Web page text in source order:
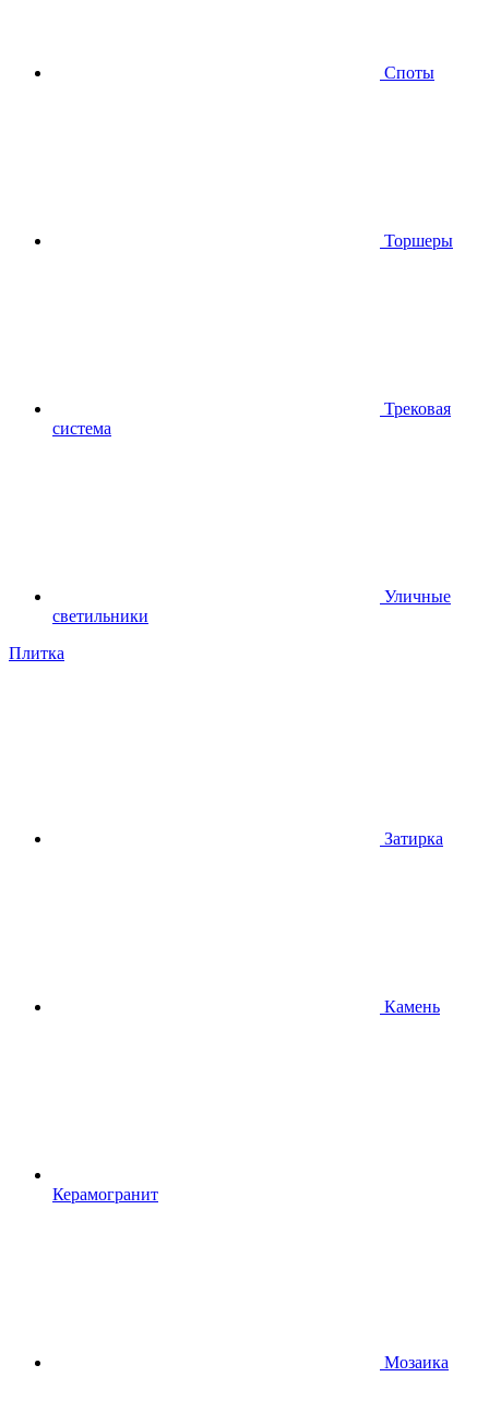
Споты
Торшеры
Трековая
система
Уличные
светильники
Плитка
Затирка
Камень
Керамогранит
Мозаика